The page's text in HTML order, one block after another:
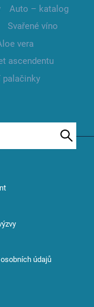
Auto – katalog
Svařené víno
vera
ascendentu
palačinky
údajů